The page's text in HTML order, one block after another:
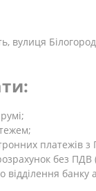
вулиця
платежів з
без
відділення